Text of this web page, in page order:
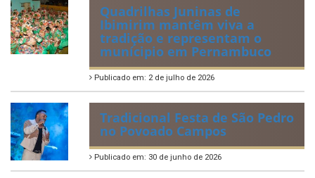
Quadrilhas Juninas de
Ibimirim mantêm viva a
tradição e representam o
munícipio em Pernambuco
Publicado em: 2 de julho de 2026
Tradicional Festa de São Pedro
no Povoado Campos
Publicado em: 30 de junho de 2026